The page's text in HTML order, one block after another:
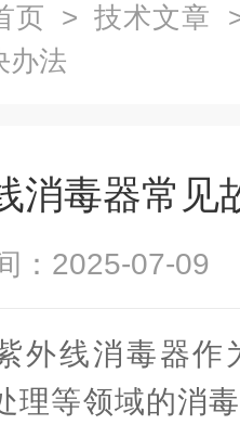
页 > 技术文章
办法
消毒器常见
间：2025-07-
线消毒器作
理等领域的消